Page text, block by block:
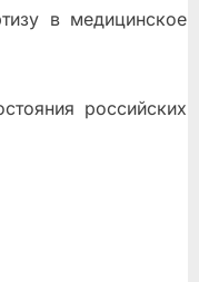
в медицинское
российских